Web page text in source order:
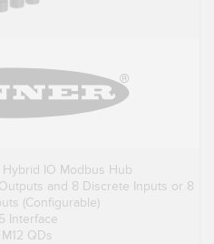
IO Modbus Hub
and 8 Discrete Inputs or 8
(Configurable)
Interface
QDs